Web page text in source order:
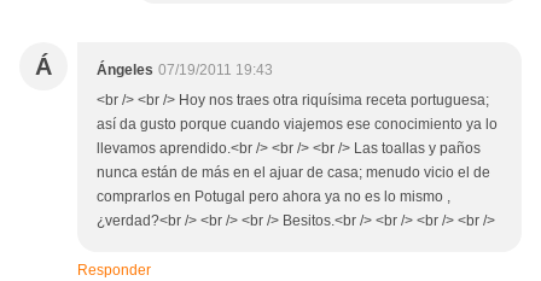
Á Ángeles 07/19/2011 19:43
<br /> <br /> Hoy nos traes otra riquísima receta portuguesa;
así da gusto porque cuando viajemos ese conocimiento ya lo
llevamos aprendido.<br /> <br /> <br /> Las toallas y paños
nunca están de más en el ajuar de casa; menudo vicio el de
comprarlos en Potugal pero ahora ya no es lo mismo ,
¿verdad?<br /> <br /> <br /> Besitos.<br /> <br /> <br /> <br />
Responder